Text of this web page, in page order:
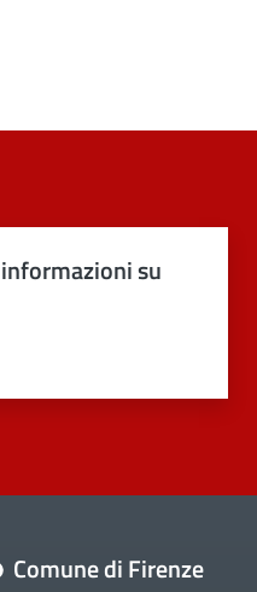
su
su 5
Comune di Firenze